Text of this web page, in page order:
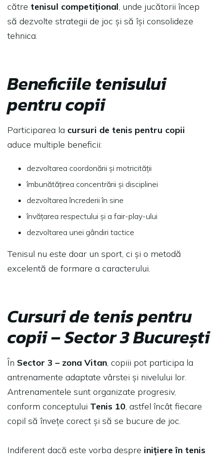
către tenisul competițional, unde jucătorii încep
să dezvolte strategii de joc și să își consolideze
tehnica.
Beneficiile tenisului
pentru copii
Participarea la cursuri de tenis pentru copii
aduce multiple beneficii:
dezvoltarea coordonării și motricității
îmbunătățirea concentrării și disciplinei
dezvoltarea încrederii în sine
învățarea respectului și a fair-play-ului
dezvoltarea unei gândiri tactice
Tenisul nu este doar un sport, ci și o metodă
excelentă de formare a caracterului.
Cursuri de tenis pentru
copii – Sector 3 București
În Sector 3 – zona Vitan, copiii pot participa la
antrenamente adaptate vârstei și nivelului lor.
Antrenamentele sunt organizate progresiv,
conform conceptului Tenis 10, astfel încât fiecare
copil să învețe corect și să se bucure de joc.
Indiferent dacă este vorba despre inițiere în tenis